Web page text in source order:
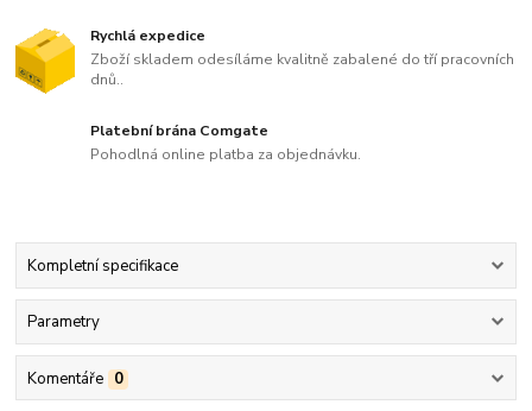
Rychlá expedice
Zboží skladem odesíláme kvalitně zabalené do tří pracovních
dnů..
Platební brána Comgate
Pohodlná online platba za objednávku.
Kompletní specifikace
Parametry
Komentáře 0